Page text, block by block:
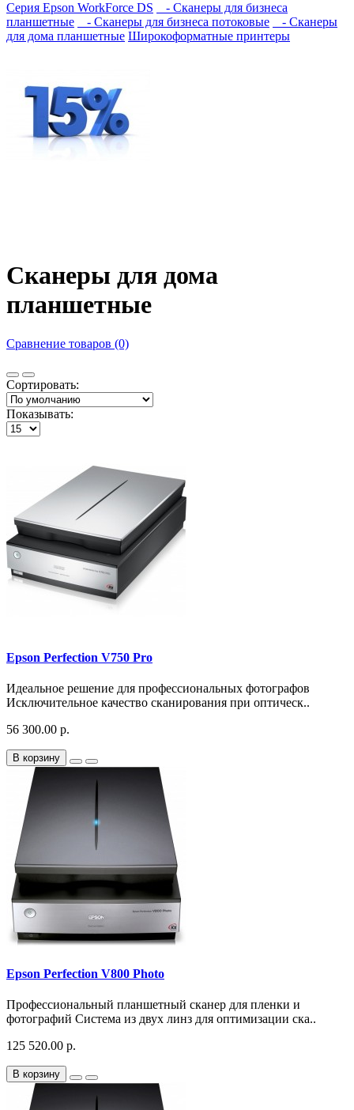
Серия Epson WorkForce DS
- Сканеры для бизнеса
планшетные
- Сканеры для бизнеса потоковые
- Сканеры
для дома планшетные Широкоформатные принтеры
Сканеры для дома
планшетные
Сравнение товаров (0)
Сортировать:
Показывать:
Epson Perfection V750 Pro
Идеальное решение для профессиональных фотографов
Исключительное качество сканирования при оптическ..
56 300.00 р.
В корзину
Epson Perfection V800 Photo
Профессиональный планшетный сканер для пленки и
фотографий Система из двух линз для оптимизации ска..
125 520.00 р.
В корзину